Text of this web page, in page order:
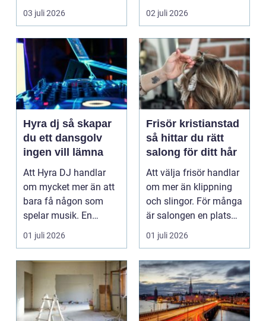
både arbetsmil...
03 juli 2026
trivsel, ef...
02 juli 2026
Hyra dj så skapar
du ett dansgolv
ingen vill lämna
Att Hyra DJ handlar
om mycket mer än att
bara få någon som
spelar musik. En
skicklig DJ bygger
stämn...
01 juli 2026
Frisör kristianstad
så hittar du rätt
salong för ditt hår
Att välja frisör handlar
om mer än klippning
och slingor. För många
är salongen en plats
där vardags...
01 juli 2026